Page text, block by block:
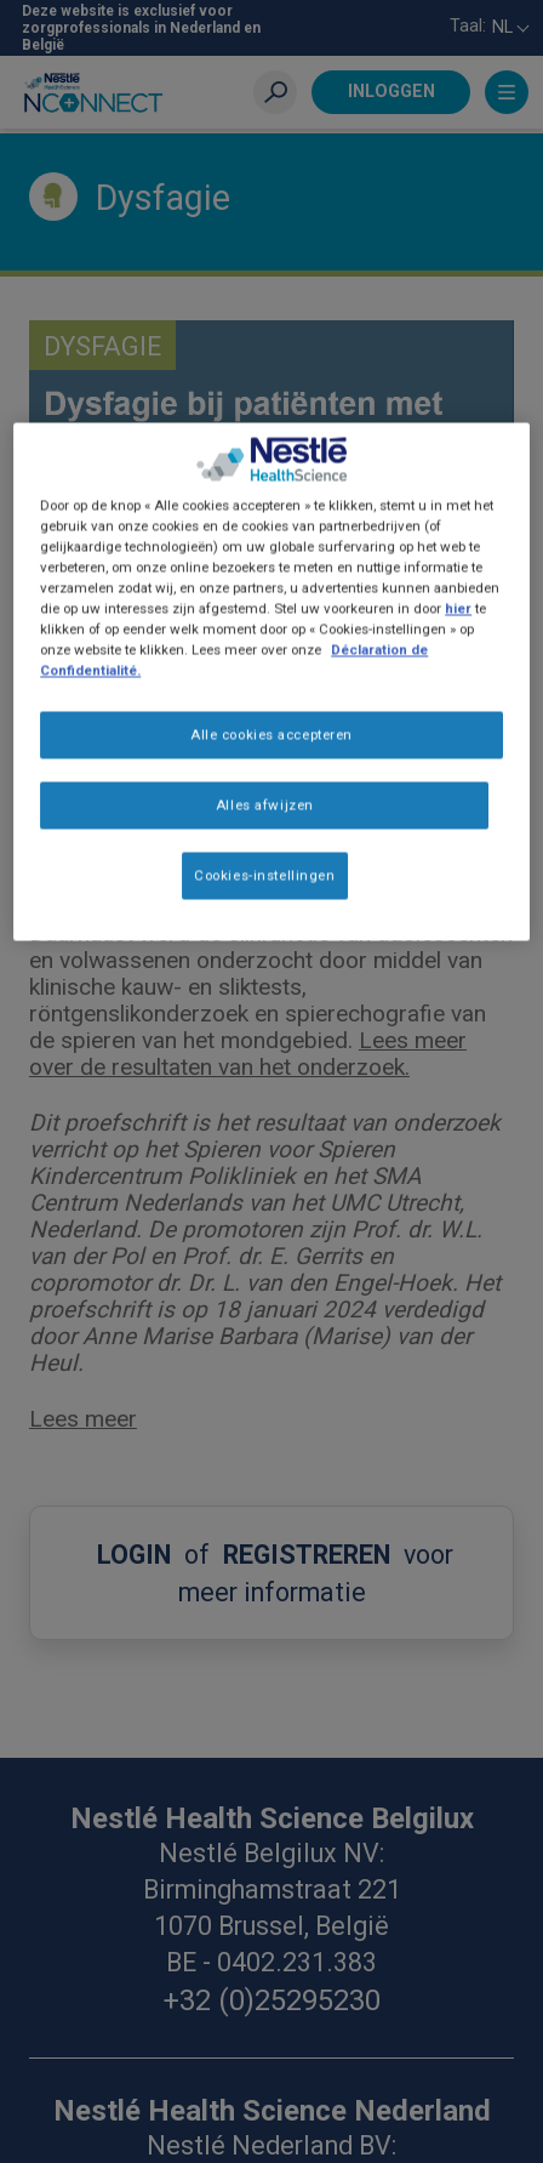
Skip
main
content
Deze website is exclusief voor
zorgprofessionals in Nederland en
België
Taal: NL
INLOGGEN
Zoeken
Dysfagie
DYSFAGIE
Artikel
Slikproblemen bij patiënten met spinale
musculaire atrofie (SMA)
In dit proefschrift onderzochten ze problemen
met kaak-, kauw- en slikproblemen bij kinderen
en volwassenen met SMA. De slikfunctie van
baby's met SMA die het geneesmiddel
nusinersen had gebruikt werd onderzocht.
Daarnaast werd de slikfunctie van adolescenten
en volwassenen onderzocht door middel van
klinische kauw- en sliktests,
röntgenslikonderzoek en spierechografie van
de spieren van het mondgebied. Lees meer
over de resultaten van het onderzoek.
Dit proefschrift is het resultaat van onderzoek
verricht op het Spieren voor Spieren
Kindercentrum Polikliniek en het SMA
Centrum Nederlands van het UMC Utrecht,
Nederland. De promotoren zijn Prof. dr. W.L.
van der Pol en Prof. dr. E. Gerrits en
copromotor dr. Dr. L. van den Engel-Hoek. Het
proefschrift is op 18 januari 2024 verdedigd
door Anne Marise Barbara (Marise) van der
Heul.
Lees meer
LOGIN of REGISTREREN voor
meer informatie
Nestlé Health Science Belgilux
Nestlé Belgilux NV:
Birminghamstraat 221
1070 Brussel, België
BE - 0402.231.383
+32 (0)25295230
Nestlé Health Science Nederland
Nestlé Nederland BV:
Door op de knop « Alle cookies accepteren » te klikken, stemt u in met het
gebruik van onze cookies en de cookies van partnerbedrijven (of
gelijkaardige technologieën) om uw globale surfervaring op het web te
verbeteren, om onze online bezoekers te meten en nuttige informatie te
verzamelen zodat wij, en onze partners, u advertenties kunnen aanbieden
die op uw interesses zijn afgestemd. Stel uw voorkeuren in door hier te
klikken of op eender welk moment door op « Cookies-instellingen » op
onze website te klikken. Lees meer over onze
Déclaration de
Confidentialité.
Alles afwijzen
Alle cookies accepteren
Cookies-instellingen